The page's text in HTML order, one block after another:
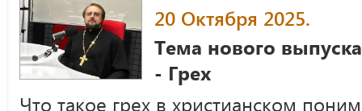
20 Октября 2025.
Тема нового
- Грех
Что такое грех в христианском